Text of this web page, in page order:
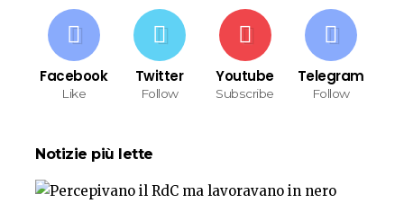
Facebook
Like
Twitter
Follow
Youtube
Subscribe
Telegram
Follow
Notizie più lette